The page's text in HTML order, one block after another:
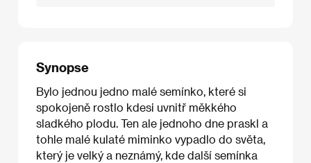
Synopse
Bylo jednou jedno malé semínko, které si
spokojeně rostlo kdesi uvnitř měkkého
sladkého plodu. Ten ale jednoho dne praskl a
tohle malé kulaté miminko vypadlo do světa,
který je velký a neznámý, kde další semínka